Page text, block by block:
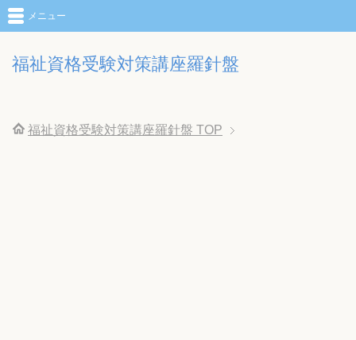
福祉資格受験対策講座羅針盤
メニュー
福祉資格受験対策講座羅針盤 TOP